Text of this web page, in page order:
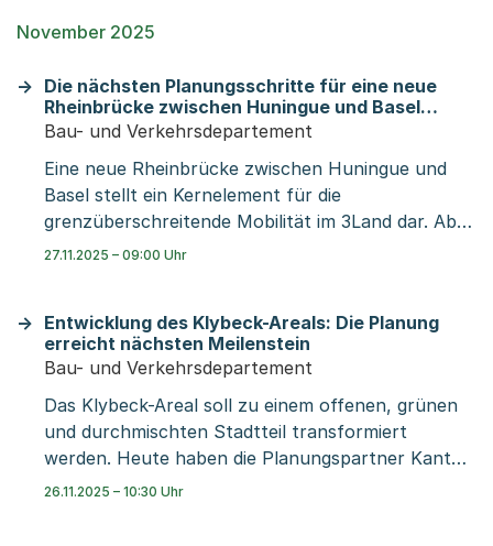
Das neue Angebot vereinfacht
und stärkt damit den öffentlichen Verkehr in der
Region, was wiederum einen Beitrag zu den Basler
Klimaschutzzielen leistet. Falls FAIRTIQ das
soll die Firma zusätzlich bis zu 40'000 Franken
erhalten.
November 2025
Die nächsten Planungsschritte für eine neue
Rheinbrücke zwischen Huningue und Basel
beginnen
Bau- und Verkehrsdepartement
Eine neue Rheinbrücke zwischen Huningue und
Basel stellt ein Kernelement für die
grenzüberschreitende Mobilität im 3Land dar. Ab
2026 wird die technische, juristische und finanzielle
Die Untersuchungen laufen rund drei Jahre und
werden mit Unterstützung europäischer
Fördermittel (Interreg) und der schweizerischen
Neuen Regionalpolitik durchgeführt.
27.11.2025 – 09:00 Uhr
Entwicklung des Klybeck-Areals: Die Planung
erreicht nächsten Meilenstein
Bau- und Verkehrsdepartement
Das Klybeck-Areal soll zu einem offenen, grünen
und durchmischten Stadtteil transformiert
werden. Heute haben die Planungspartner Kanton
Basel-Stadt, Swiss Life und Rhystadt das
26.11.2025 – 10:30 Uhr